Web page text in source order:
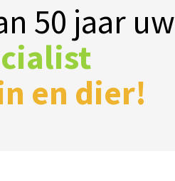
50 jaar uw
en dier!